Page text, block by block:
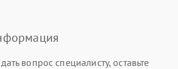
вопрос специалисту, оставьте